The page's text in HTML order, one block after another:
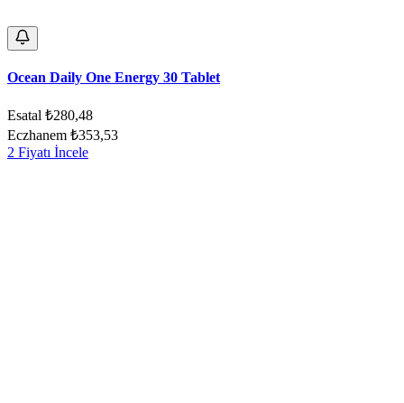
Ocean Daily One Energy 30 Tablet
Esatal ₺280,48
Eczhanem ₺353,53
2 Fiyatı İncele